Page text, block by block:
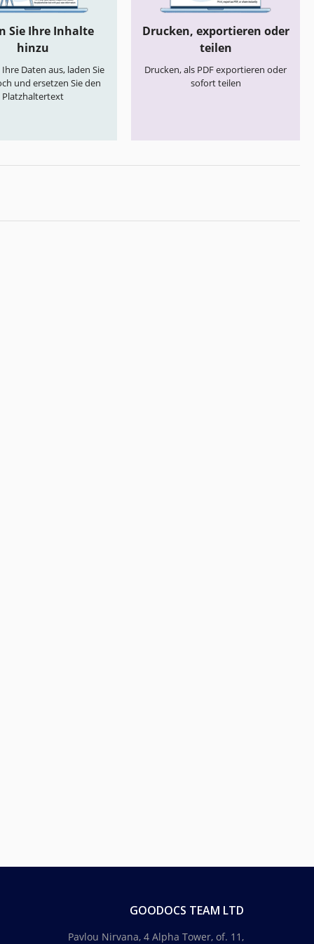
Sie Ihre Inhalte
hinzu
Ihre Daten aus, laden Sie
und ersetzen Sie den
Platzhaltertext
Drucken, exportieren oder
teilen
Drucken, als PDF exportieren oder
sofort teilen
GOODOCS TEAM LTD
Pavlou Nirvana, 4 Alpha Tower, of. 11,